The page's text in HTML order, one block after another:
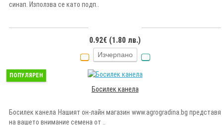
синап. Използва се като подп..
0.92€ (1.80 лв.)
Изчерпано
ПОПУЛЯРЕН
Босилек канела
Босилек канела Нашият он-лайн магазин www.agrogradina.bg представя
на вашето внимание семена от ..